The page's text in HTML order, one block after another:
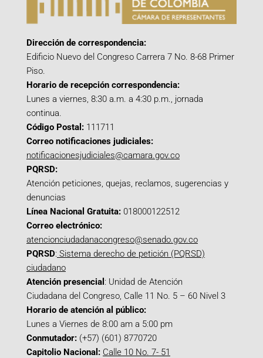
Dirección de correspondencia:
Edificio Nuevo del Congreso Carrera 7 No. 8-68 Primer
Piso.
Horario de recepción correspondencia:
Lunes a viernes, 8:30 a.m. a 4:30 p.m., jornada
continua.
Código Postal: 111711
Correo notificaciones judiciales:
notificacionesjudiciales@camara.gov.co
PQRSD:
Atención peticiones, quejas, reclamos, sugerencias y
denuncias
Línea Nacional Gratuita: 018000122512
Correo electrónico:
atencionciudadanacongreso@senado.gov.co
PQRSD: Sistema derecho de petición (PQRSD)
ciudadano
Atención presencial : Unidad de Atención
Ciudadana del Congreso, Calle 11 No. 5 – 60 Nivel 3
Horario de atención al público:
Lunes a Viernes de 8:00 am a 5:00 pm
Conmutador: (+57) (601) 8770720
Capitolio Nacional: Calle 10 No. 7- 51